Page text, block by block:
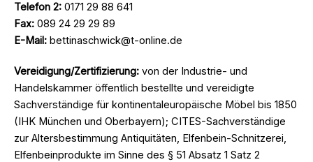
Telefon 2: 0171 29 88 641
Fax: 089 24 29 29 89
E-Mail: bettinaschwick@t-online.de
Vereidigung/Zertifizierung: von der Industrie- und
Handelskammer öffentlich bestellte und vereidigte
Sachverständige für kontinentaleuropäische Möbel bis 1850
(IHK München und Oberbayern); CITES-Sachverständige
zur Altersbestimmung Antiquitäten, Elfenbein-Schnitzerei,
Elfenbeinprodukte im Sinne des § 51 Absatz 1 Satz 2